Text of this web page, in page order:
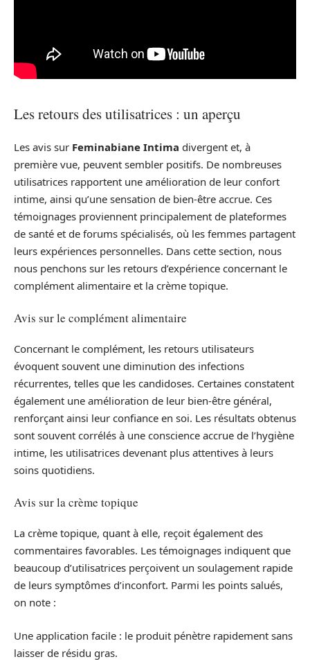
Les retours des utilisatrices : un aperçu
Les avis sur Feminabiane Intima divergent et, à
première vue, peuvent sembler positifs. De nombreuses
utilisatrices rapportent une amélioration de leur confort
intime, ainsi qu’une sensation de bien-être accrue. Ces
témoignages proviennent principalement de plateformes
de santé et de forums spécialisés, où les femmes partagent
leurs expériences personnelles. Dans cette section, nous
nous penchons sur les retours d’expérience concernant le
complément alimentaire et la crème topique.
Avis sur le complément alimentaire
Concernant le complément, les retours utilisateurs
évoquent souvent une diminution des infections
récurrentes, telles que les candidoses. Certaines constatent
également une amélioration de leur bien-être général,
renforçant ainsi leur confiance en soi. Les résultats obtenus
sont souvent corrélés à une conscience accrue de l’hygiène
intime, les utilisatrices devenant plus attentives à leurs
soins quotidiens.
Avis sur la crème topique
La crème topique, quant à elle, reçoit également des
commentaires favorables. Les témoignages indiquent que
beaucoup d’utilisatrices perçoivent un soulagement rapide
de leurs symptômes d’inconfort. Parmi les points salués,
on note :
Une application facile : le produit pénètre rapidement sans
laisser de résidu gras.